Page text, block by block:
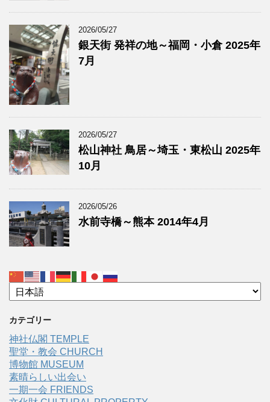
2026/05/27
銀天街 発祥の地～福岡・小倉 2025年
7月
2026/05/27
松山神社 鳥居～埼玉・東松山 2025年
10月
2026/05/26
水前寺橋～熊本 2014年4月
カテゴリー
神社仏閣 TEMPLE
聖堂・教会 CHURCH
博物館 MUSEUM
素晴らしい出会い
一期一会 FRIENDS